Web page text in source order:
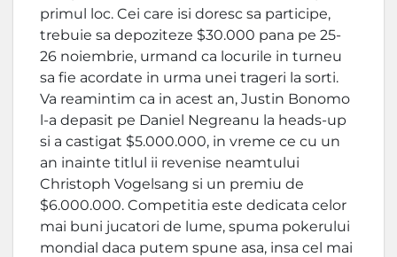
primul loc. Cei care isi doresc sa participe,
trebuie sa depoziteze $30.000 pana pe 25-
26 noiembrie, urmand ca locurile in turneu
sa fie acordate in urma unei trageri la sorti.
Va reamintim ca in acest an, Justin Bonomo
l-a depasit pe Daniel Negreanu la heads-up
si a castigat $5.000.000, in vreme ce cu un
an inainte titlul ii revenise neamtului
Christoph Vogelsang si un premiu de
$6.000.000. Competitia este dedicata celor
mai buni jucatori de lume, spuma pokerului
mondial daca putem spune asa, insa cel mai